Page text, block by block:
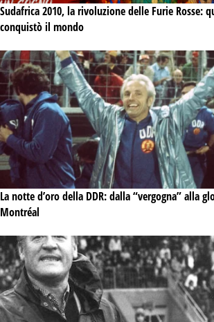
Sudafrica 2010, la rivoluzione delle Furie Rosse:
conquistò il mondo
La notte d’oro della DDR: dalla “vergogna” alla
Montréal